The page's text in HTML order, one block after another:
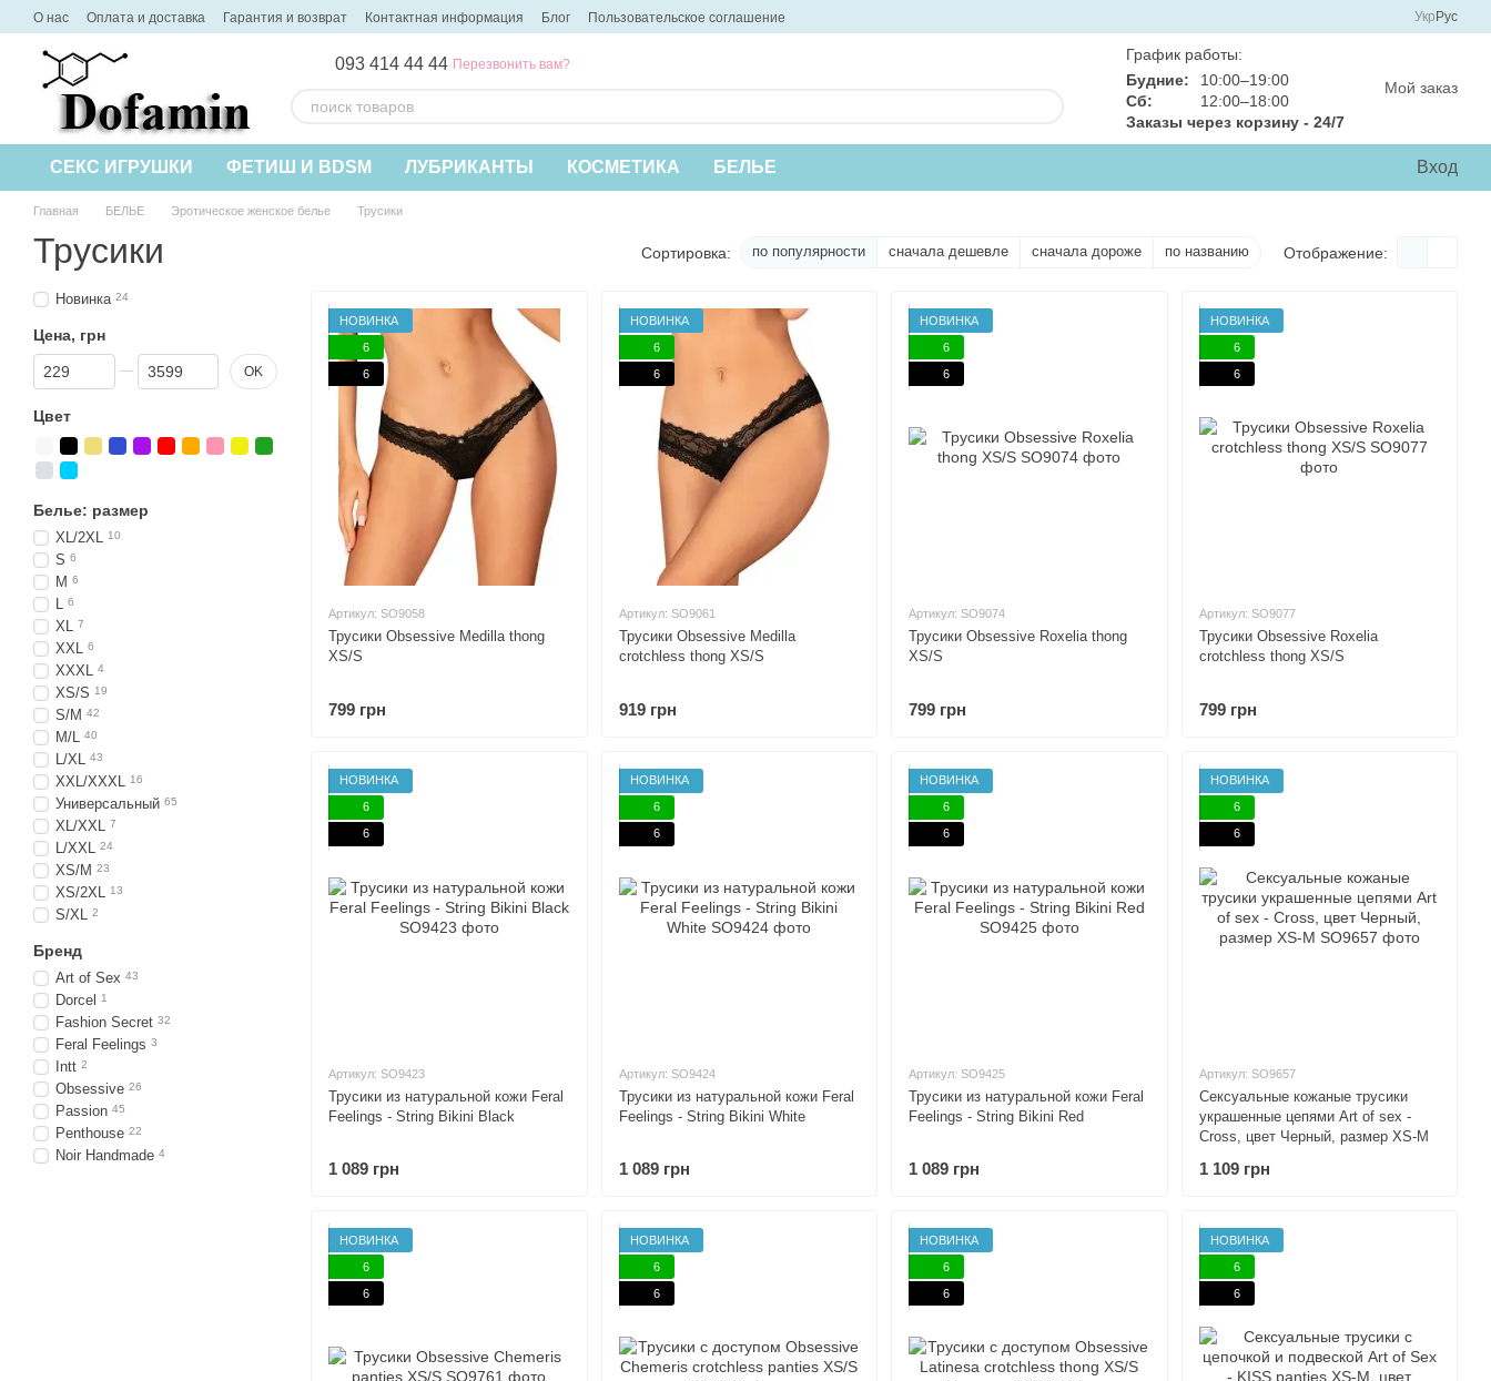
Перейти к основному контенту
О нас Оплата и доставка Гарантия и возврат Контактная информация Блог Пользовательское соглашение Укр Рус
093 414 44 44 Перезвонить вам?
График работы:
Будние:
10:00–19:00
Сб:
12:00–18:00
Заказы через корзину - 24/7
Мой заказ
СЕКС ИГРУШКИ ФЕТИШ И BDSM ЛУБРИКАНТЫ КОСМЕТИКА БЕЛЬЕ Вход
Главная БЕЛЬЕ Эротическое женское белье Трусики
Трусики Сортировка: по популярности сначала дешевле сначала дороже по названию Отображение:
НОВИНКА
6
6
Артикул: SO9058
Трусики Obsessive Medilla thong
XS/S
799 грн
НОВИНКА
6
6
Артикул: SO9061
Трусики Obsessive Medilla
crotchless thong XS/S
919 грн
НОВИНКА
6
6
Артикул: SO9074
Трусики Obsessive Roxelia thong
XS/S
799 грн
НОВИНКА
6
6
Артикул: SO9077
Трусики Obsessive Roxelia
crotchless thong XS/S
799 грн
НОВИНКА
6
6
Артикул: SO9423
Трусики из натуральной кожи Feral
Feelings - String Bikini Black
1 089 грн
НОВИНКА
6
6
Артикул: SO9424
Трусики из натуральной кожи Feral
Feelings - String Bikini White
1 089 грн
НОВИНКА
6
6
Артикул: SO9425
Трусики из натуральной кожи Feral
Feelings - String Bikini Red
1 089 грн
НОВИНКА
6
6
Артикул: SO9657
Сексуальные кожаные трусики
украшенные цепями Art of sex -
Cross, цвет Черный, размер XS-M
1 109 грн
НОВИНКА
6
6
НОВИНКА
6
6
НОВИНКА
6
6
НОВИНКА
6
6
Новинка 24
Цена, грн
От Цена, грн
До Цена, грн OK
Цвет
Белье: размер
XL/2XL 10
S 6
M 6
L 6
XL 7
XXL 6
XXXL 4
XS/S 19
S/M 42
M/L 40
L/XL 43
XXL/XXXL 16
Универсальный 65
XL/XXL 7
L/XXL 24
XS/M 23
XS/2XL 13
S/XL 2
Бренд
Art of Sex 43
Dorcel 1
Fashion Secret 32
Feral Feelings 3
Intt 2
Obsessive 26
Passion 45
Penthouse 22
Noir Handmade 4